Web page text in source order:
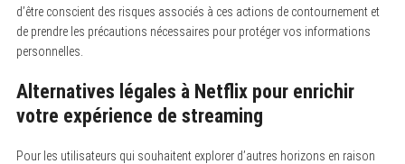
d’être conscient des risques associés à ces actions de contournement et
de prendre les précautions nécessaires pour protéger vos informations
personnelles.
Alternatives légales à Netflix pour enrichir
votre expérience de streaming
Pour les utilisateurs qui souhaitent explorer d’autres horizons en raison